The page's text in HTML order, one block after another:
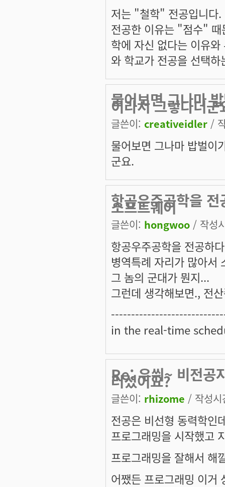
저는 "철학" 전공입니다
전공한 이유는 "점수" 때
학에 자신 없다는 이유
와 학교가 전공을 선택
물어보면 그나마
이라서 그렇다더군
글쓴이: creativeidler /
물어보면 그나마 밥벌이
군요.
항공우주공학을
소프트웨어
글쓴이: hongwoo / 작성
항공우주공학을 전공하
병역특례 자리가 많아서
그 놈의 군대가 뭔지...
그런데 생각해보면., 전
in the real-time
Re: 우쒸~ 비전공
러셨어요?
글쓴이: rhizome / 작성
전공은 비선형 동력학인
프로그래밍을 시작했고
프로그래밍을 잘해서 해
어쨌든 프로그래밍 이거